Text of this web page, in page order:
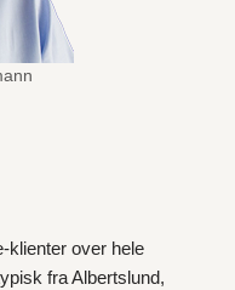
klienter over hele
fraAlbertslund,